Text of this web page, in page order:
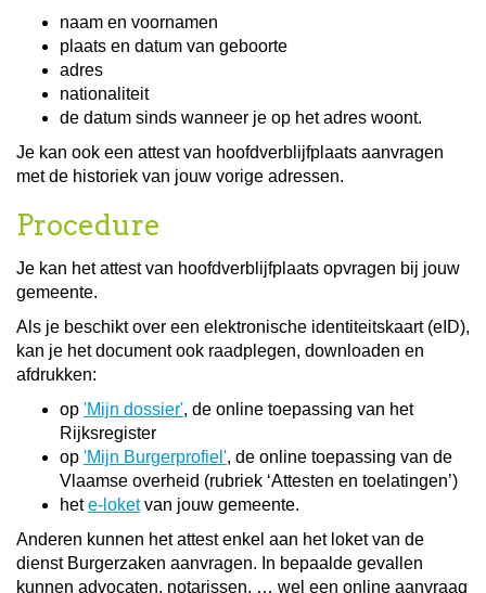
naam en voornamen
plaats en datum van geboorte
adres
nationaliteit
de datum sinds wanneer je op het adres woont.
Je kan ook een attest van hoofdverblijfplaats aanvragen
met de historiek van jouw vorige adressen.
Procedure
Je kan het attest van hoofdverblijfplaats opvragen bij jouw
gemeente.
Als je beschikt over een elektronische identiteitskaart (eID),
kan je het document ook raadplegen, downloaden en
afdrukken:
op 'Mijn dossier', de online toepassing van het
Rijksregister
op 'Mijn Burgerprofiel', de online toepassing van de
Vlaamse overheid (rubriek ‘Attesten en toelatingen’)
hete-loketvan jouw gemeente.
Anderen kunnen het attest enkel aan het loket van de
dienst Burgerzaken aanvragen. In bepaalde gevallen
kunnen advocaten, notarissen, … wel een online aanvraag